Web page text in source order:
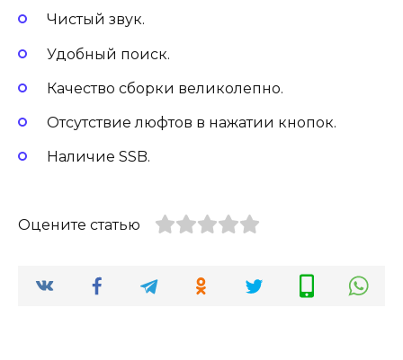
Чистый звук.
Удобный поиск.
Качество сборки великолепно.
Отсутствие люфтов в нажатии кнопок.
Наличие SSB.
Оцените статью